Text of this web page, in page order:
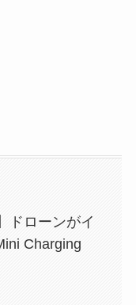
ドローンがイ
Charging